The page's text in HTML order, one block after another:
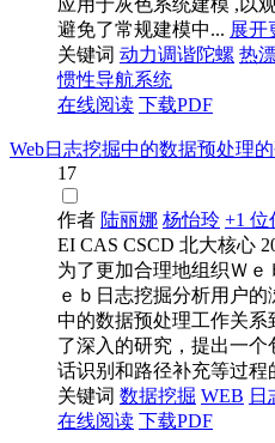
应用于灰色系统建模 ,以
避免了常规建模中... 展开
关键词 动力调谐陀螺 热
惯性导航系统
在线阅读 下载PDF
Web日志挖掘中的数据预处理
17
作者 陆丽娜 杨怡玲 +1 位
EI CAS CSCD 北大核心
为了更加合理地组织Ｗ
ｅｂ日志挖掘分析用户
中的数据预处理工作关
了深入的研究，提出一
话识别和路径补充等过程
关键词 数据挖掘 WEB 日
在线阅读 下载PDF